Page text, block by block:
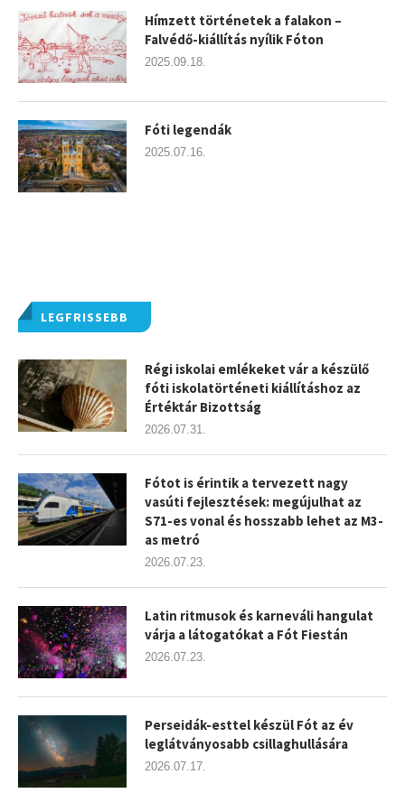
LEGFRISSEBB
Régi iskolai emlékeket vár a készülő
fóti iskolatörténeti kiállításhoz az
Értéktár Bizottság
2026.07.31.
Fótot is érintik a tervezett nagy
vasúti fejlesztések: megújulhat az
S71-es vonal és hosszabb lehet az M3-
as metró
2026.07.23.
Latin ritmusok és karneváli hangulat
várja a látogatókat a Fót Fiestán
2026.07.23.
Perseidák-esttel készül Fót az év
leglátványosabb csillaghullására
2026.07.17.
Hímzett történetek a falakon –
Falvédő-kiállítás nyílik Fóton
2025.09.18.
Fóti legendák
2025.07.16.